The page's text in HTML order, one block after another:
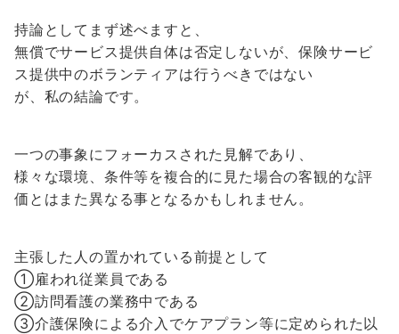
持論としてまず述べますと、
無償でサービス提供自体は否定しないが、保険サービ
ス提供中のボランティアは行うべきではない
が、私の結論です。
一つの事象にフォーカスされた見解であり、
様々な環境、条件等を複合的に見た場合の客観的な評
価とはまた異なる事となるかもしれません。
主張した人の置かれている前提として
①雇われ従業員である
②訪問看護の業務中である
③介護保険による介入でケアプラン等に定められた以